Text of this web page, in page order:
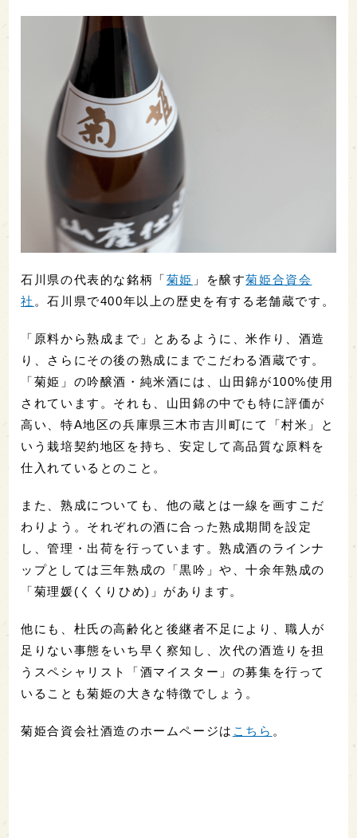
石川県の代表的な銘柄「菊姫 」を醸す菊姫合資会
社 。石川県で400年以上の歴史を有する老舗蔵です。
「原料から熟成まで」とあるように、米作り、酒造
り、さらにその後の熟成にまでこだわる酒蔵です。
「菊姫」の吟醸酒・純米酒には、山田錦が100%使用
されています。それも、山田錦の中でも特に評価が
高い、特A地区の兵庫県三木市吉川町にて「村米」と
いう栽培契約地区を持ち、安定して高品質な原料を
仕入れているとのこと。
また、熟成についても、他の蔵とは一線を画すこだ
わりよう。それぞれの酒に合った熟成期間を設定
し、管理・出荷を行っています。熟成酒のラインナ
ップとしては三年熟成の「黒吟」や、十余年熟成の
「菊理媛(くくりひめ)」があります。
他にも、杜氏の高齢化と後継者不足により、職人が
足りない事態をいち早く察知し、次代の酒造りを担
うスペシャリスト「酒マイスター」の募集を行って
いることも菊姫の大きな特徴でしょう。
菊姫合資会社酒造のホームページは こちら 。